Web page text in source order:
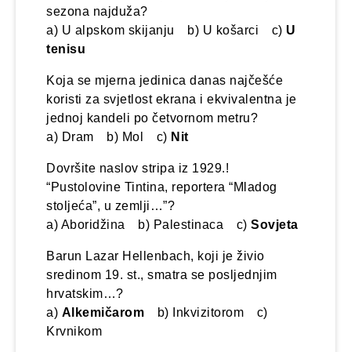
sezona najduža?
a) U alpskom skijanju b) U košarci c) U
tenisu
Koja se mjerna jedinica danas najčešće
koristi za svjetlost ekrana i ekvivalentna je
jednoj kandeli po četvornom metru?
a) Dram b) Mol c) Nit
Dovršite naslov stripa iz 1929.!
“Pustolovine Tintina, reportera “Mladog
stoljeća”, u zemlji…”?
a) Aboridžina b) Palestinaca c)Sovjeta
Barun Lazar Hellenbach, koji je živio
sredinom 19. st., smatra se posljednjim
hrvatskim…?
a) Alkemičarom b) Inkvizitorom c)
Krvnikom